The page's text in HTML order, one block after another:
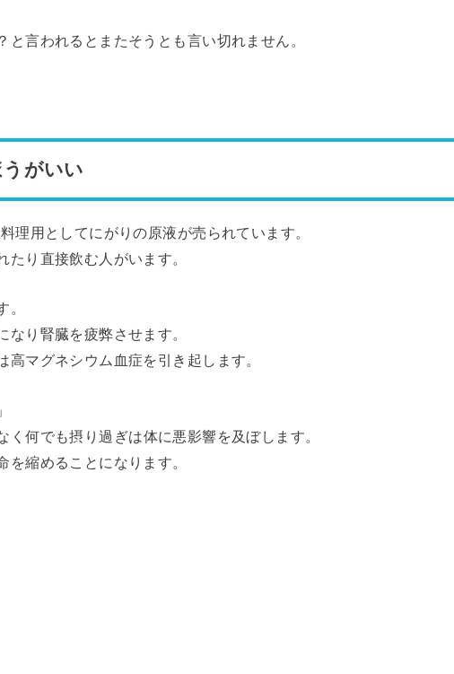
と言われるとまたそうとも言い切れません。
がいい
理用としてにがりの原液が売られています。
り直接飲む人がいます。
。
り腎臓を疲弊させます。
高マグネシウム血症を引き起します。
く何でも摂り過ぎは体に悪影響を及ぼします。
縮めることになります。